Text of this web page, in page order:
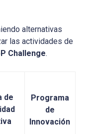
alternativas
las actividades de
Challenge.
de
Programa
de
Innovación